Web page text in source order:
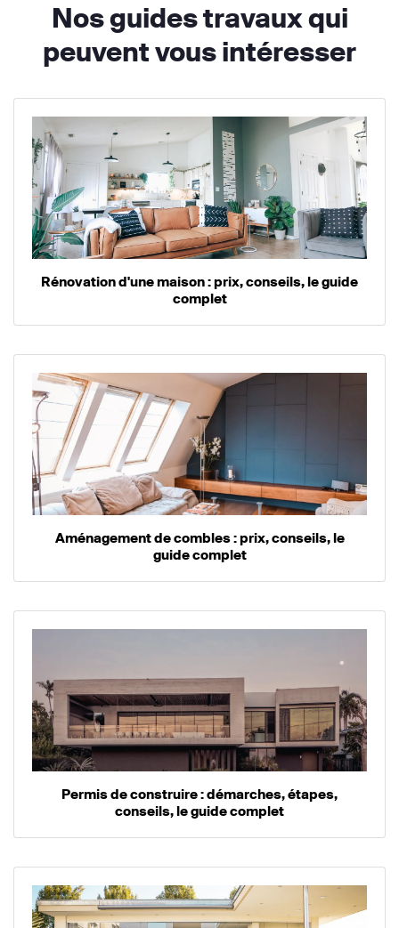
Nos guides travaux qui
peuvent vous intéresser
Rénovation d'une maison : prix, conseils, le guide
complet
Aménagement de combles : prix, conseils, le
guide complet
Permis de construire : démarches, étapes,
conseils, le guide complet